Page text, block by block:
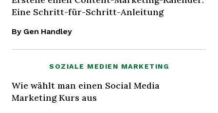
Eine Schritt-für-Schritt-Anleitung
By Gen Handley
SOZIALE MEDIEN MARKETING
Wie wählt man einen Social Media
Marketing Kurs aus